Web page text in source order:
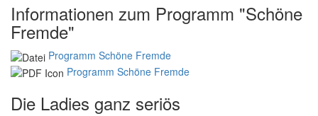
Informationen zum Programm "Schöne
Fremde"
Programm Schöne Fremde
Programm Schöne Fremde
Die Ladies ganz seriös